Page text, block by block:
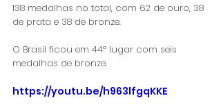
138 medalhas no total, com 62 de ouro, 38
de prata e 38 de bronze.
O Brasil ficou em 44º lugar com seis
medalhas de bronze.
https://youtu.be/h963lfgqKKE